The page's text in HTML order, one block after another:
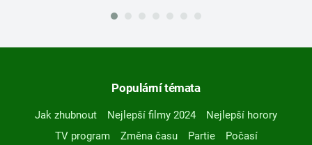
Populární témata
Jak zhubnout Nejlepší filmy 2024
Nejlepší horory
TV program
Změna času Partie
Počasí